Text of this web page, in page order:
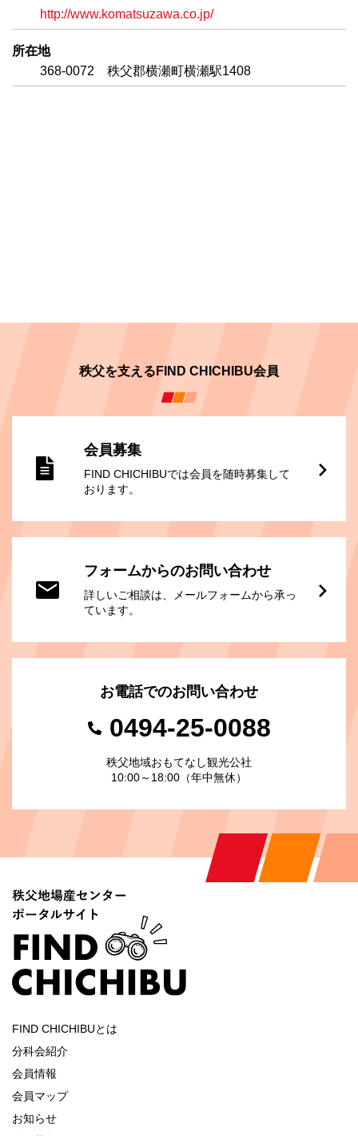
http://www.komatsuzawa.co.jp/
所在地
368-0072 秩父郡横瀬町横瀬駅1408
秩父を支えるFIND CHICHIBU会員
会員募集
FIND CHICHIBUでは会員を随時募集して
おります。
フォームからのお問い合わせ
詳しいご相談は、メールフォームから承っ
ています。
お電話でのお問い合わせ
0494-25-0088
秩父地域おもてなし観光公社
10:00～18:00（年中無休）
FIND CHICHIBUとは
分科会紹介
会員情報
会員マップ
お知らせ